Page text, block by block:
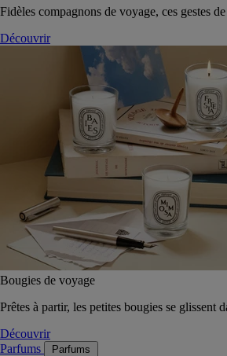
Fidèles compagnons de voyage, ces gestes
Découvrir
Bougies de voyage
Prêtes à partir, les petites bougies se glissent
Découvrir
Parfums
Parfums